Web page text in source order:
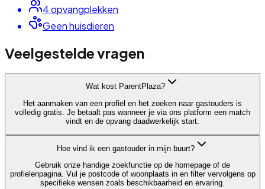
4opvangplekken
Geen huisdieren
Veelgestelde vragen
Wat kost ParentPlaza?
Het aanmaken van een profiel en het zoeken naar gastouders is
volledig gratis. Je betaalt pas wanneer je via ons platform een match
vindt en de opvang daadwerkelijk start.
Hoe vind ik een gastouder in mijn buurt?
Gebruik onze handige zoekfunctie op de homepage of de
profielenpagina. Vul je postcode of woonplaats in en filter vervolgens op
specifieke wensen zoals beschikbaarheid en ervaring.